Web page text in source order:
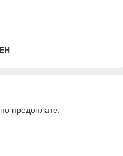
предоплате.